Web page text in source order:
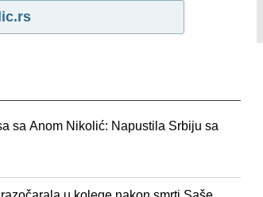
sa Anom Nikolić: Napustila Srbiju sa